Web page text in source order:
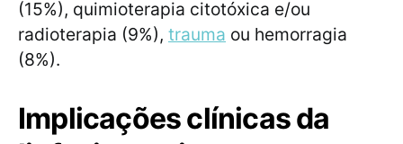
(15%), quimioterapia citotóxica e/ou
radioterapia (9%), trauma ou hemorragia
(8%).
Implicações clínicas da